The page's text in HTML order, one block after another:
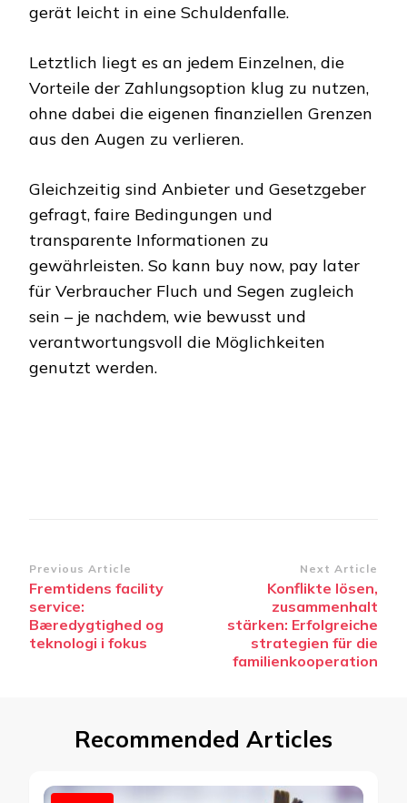
gerät leicht in eine Schuldenfalle.
Letztlich liegt es an jedem Einzelnen, die
Vorteile der Zahlungsoption klug zu nutzen,
ohne dabei die eigenen finanziellen Grenzen
aus den Augen zu verlieren.
Gleichzeitig sind Anbieter und Gesetzgeber
gefragt, faire Bedingungen und
transparente Informationen zu
gewährleisten. So kann buy now, pay later
für Verbraucher Fluch und Segen zugleich
sein – je nachdem, wie bewusst und
verantwortungsvoll die Möglichkeiten
genutzt werden.
Post
Navigation
Previous Article
Fremtidens facility
service:
Bæredygtighed og
teknologi i fokus
Next Article
Konflikte lösen,
zusammenhalt
stärken: Erfolgreiche
strategien für die
familienkooperation
Recommended Articles